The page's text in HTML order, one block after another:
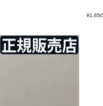
¥1,650